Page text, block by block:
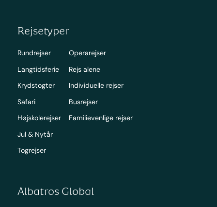
Rejsetyper
Rundrejser
Langtidsferie
Krydstogter
Safari
Højskolerejser
Jul & Nytår
Togrejser
Operarejser
Rejs alene
Individuelle rejser
Busrejser
Familievenlige rejser
Albatros Global